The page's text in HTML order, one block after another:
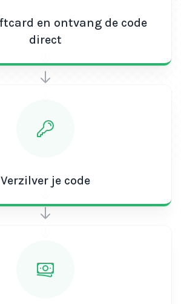
en ontvang de code
direct
Verzilver je code